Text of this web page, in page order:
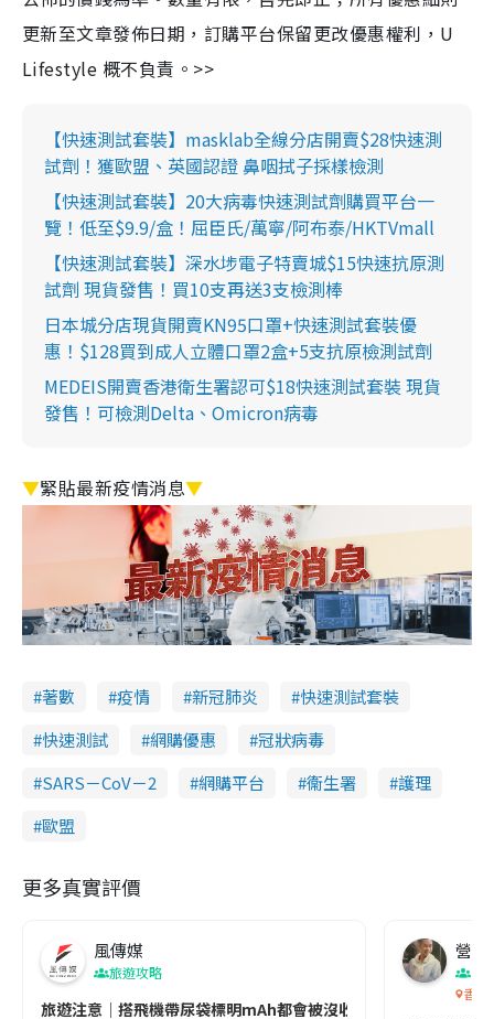
更新至文章發佈日期，訂購平台保留更改優惠權利，U
Lifestyle 概不負責。>>
【快速測試套裝】masklab全線分店開賣$28快速測
試劑！獲歐盟、英國認證 鼻咽拭子採樣檢測
【快速測試套裝】20大病毒快速測試劑購買平台一
覽！低至$9.9/盒！屈臣氏/萬寧/阿布泰/HKTVmall
【快速測試套裝】深水埗電子特賣城$15快速抗原測
試劑 現貨發售！買10支再送3支檢測棒
日本城分店現貨開賣KN95口罩+快速測試套裝優
惠！$128買到成人立體口罩2盒+5支抗原檢測試劑
MEDEIS開賣香港衛生署認可$18快速測試套裝 現貨
發售！可檢測Delta、Omicron病毒
▼緊貼最新疫情消息▼
著數 疫情 新冠肺炎
快速測試套裝
快速測試
網購優惠
冠狀病毒
SARS－CoV－2
網購平台 衞生署
護理
歐盟
更多真實評價
風傳媒
旅遊攻略
旅遊注意｜搭飛機帶尿袋標明mAh都會被沒收😱出發前切記檢查
營養
香港